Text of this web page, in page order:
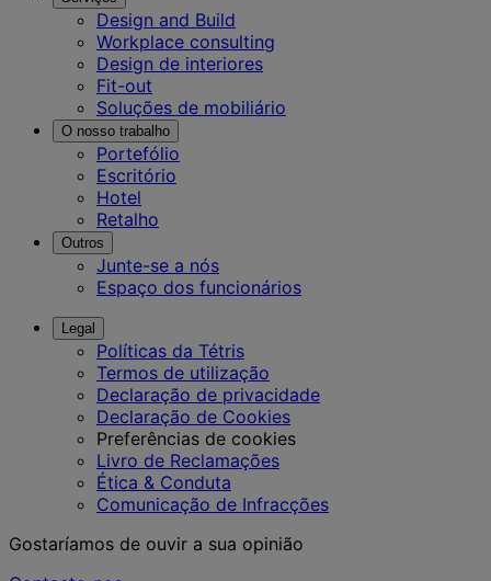
Design and Build
Workplace consulting
Design de interiores
Fit-out
Soluções de mobiliário
O nosso trabalho
Portefólio
Escritório
Hotel
Retalho
Outros
Junte-se a nós
Espaço dos funcionários
Legal
Políticas da Tétris
Termos de utilização
Declaração de privacidade
Declaração de Cookies
Preferências de cookies
Livro de Reclamações
Ética & Conduta
Comunicação de Infracções
Gostaríamos de ouvir a sua opinião